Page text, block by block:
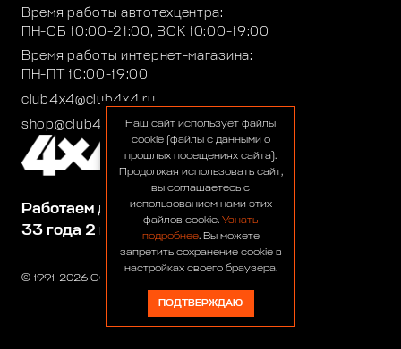
© 1991-2026 ООО «Сервис 4х4»
Работаем для вас:
33 года 2 месяца 23 дня
Время работы автотехцентра:
ПН-СБ 10:00-21:00, ВСК 10:00-19:00
Время работы интернет-магазина:
ПН-ПТ 10:00-19:00
club4x4@club4x4.ru
shop@club4x4.ruНаш сайт использует файлы
cookie (файлы с данными о
прошлых посещениях сайта).
Продолжая использовать сайт,
вы соглашаетесь с
использованием нами этих
файлов cookie. Узнать
подробнее. Вы можете
запретить сохранение cookie в
настройках своего браузера.
ПОДТВЕРЖДАЮ